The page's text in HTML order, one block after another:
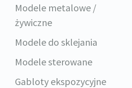
Modele metalowe /
żywiczne
Modele do sklejania
Modele sterowane
Gabloty ekspozycyjne